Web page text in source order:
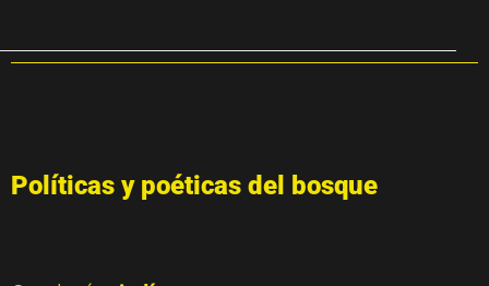
Políticas y poéticas del bosque